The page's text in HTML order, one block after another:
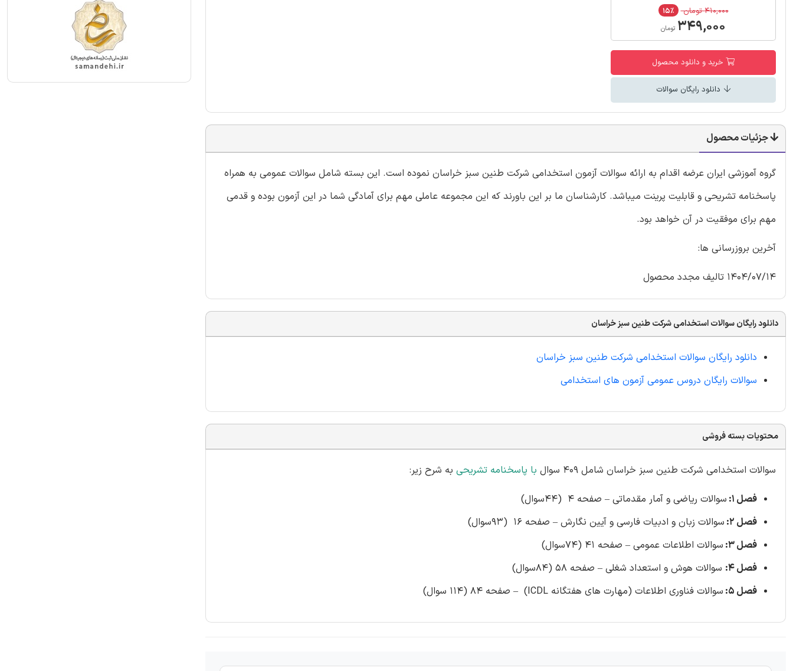
۴۱۰,۰۰۰ تومان ۱۵٪
۳۴۹,۰۰۰ تومان
خرید و دانلود محصول
دانلود رایگان سوالات
جزئیات محصول
گروه آموزشی ایران عرضه اقدام به ارائه سوالات آزمون استخدامی شرکت طنین سبز خراسان نموده است. این بسته شامل سوالات عمومی به همراه
پاسخنامه تشریحی و قابلیت پرینت میباشد. کارشناسان ما بر این باورند که این مجموعه عاملی مهم برای آمادگی شما در این آزمون بوده و قدمی
مهم برای موفقیت در آن خواهد بود.
آخرین بروزرسانی ها:
1404/07/14 تالیف مجدد محصول
دانلود رایگان سوالات استخدامی شرکت طنین سبز خراسان
دانلود رایگان سوالات استخدامی شرکت طنین سبز خراسان
سوالات رایگان دروس عمومی آزمون های استخدامی
محتویات بسته فروشی
سوالات استخدامی شرکت طنین سبز خراسان شامل 409 سوال با پاسخنامه تشریحی به شرح زیر:
فصل 1:
سوالات ریاضی و آمار مقدماتی – صفحه 4 (44سوال)
فصل 2:
سوالات زبان و ادبیات فارسی و آیین نگارش – صفحه 16 (93سوال)
فصل 3:
سوالات اطلاعات عمومی – صفحه 41 (74سوال)
فصل 4:
سوالات هوش و استعداد شغلی – صفحه 58 (84سوال)
فصل 5:
سوالات فناوری اطلاعات (مهارت های هفتگانه ICDL) – صفحه 84 (114 سوال)